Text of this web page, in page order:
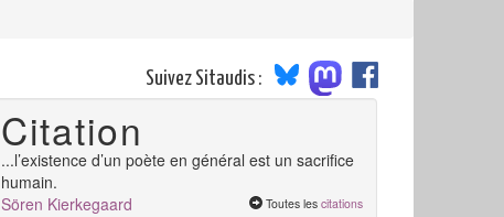
Suivez Sitaudis :
Citation
...l’existence d’un poète en général est un sacrifice
humain.
Sören Kierkegaard
Toutes les citations